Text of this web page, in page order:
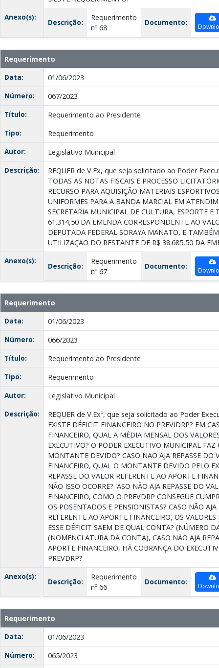
Anexo(s):
Descrição:
Requerimento
nº 68
Documento:
Requerimento
Data:
01/06/2023
Número:
067/2023
Título:
Requerimento ao Presidente
Tipo:
Requerimento
Autor:
Legislativo Municipal
Descrição:
REQUER de V.Ex, que seja solicitado ao Poder
TODAS AS NOTAS FISCAIS E PROCESSO
RECURSO PARA AQUISIÇÃO MATERIAIS
UNIFORMES PARA A BANDA MARCIAL EM
SECRETARIA MUNICIPAL DE CULTURA, ESPORTE
61.314,50 DA EMENDA CORRESPONDENTE AO
DEPUTADA FEDERAL SORAYA MANATO, E
UTILIZAÇÃO DO RESTANTE DE R$ 38.685,50 DA
Anexo(s):
Descrição:
Requerimento
nº 67
Documento:
Requerimento
Data:
01/06/2023
Número:
066/2023
Título:
Requerimento ao Presidente
Tipo:
Requerimento
Autor:
Legislativo Municipal
Descrição:
REQUER de V.Exº, que seja solicitado ao Poder
EXISTE DÉFICIT FINANCEIRO NO PREVIDRP? EM
FINANCEIRO, QUAL A MÉDIA MENSAL DOS
EXECUTIVO? O PODER EXECUTIVO MUNICIPAL FAZ
MONTANTE DEVIDO? CASO NÃO AJA REPASSE DO
FINANCEIRO, QUAL O MONTANTE DEVIDO PELO
REPASSE DO VALOR REFERENTE AO APORTE
NÃO ISSO OCORRE? 'ASO NÃO AJA REPASSE DO
FINANCEIRO, COMO O PREVDRP CONSEGUE
OS POSENTADOS E PENSIONISTAS? CASO NÃO AJA
REFERENTE AO APORTE FINANCEIRO, OS VALORES
ESSE DÉFICIT SAEM DE QUAL CONTA? (NÚMERO
(NOMENCLATURA DA CONTA), CASO NÃO AJA
APORTE FINANCEIRO, HÁ COBRANÇA DO
PREVDRP?
Anexo(s):
Descrição:
Requerimento
nº 66
Documento:
Requerimento
Data:
01/06/2023
Número:
065/2023